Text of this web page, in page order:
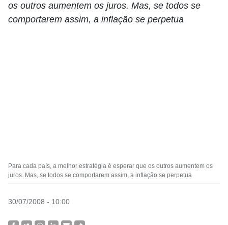
os outros aumentem os juros. Mas, se todos se
comportarem assim, a inflação se perpetua
Para cada país, a melhor estratégia é esperar que os outros aumentem os
juros. Mas, se todos se comportarem assim, a inflação se perpetua
30/07/2008 - 10:00